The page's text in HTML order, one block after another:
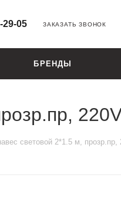
29-05 ЗАКАЗАТЬ ЗВОНОК
БРЕНДЫ
световой 2*1.5 м, прозр.пр,